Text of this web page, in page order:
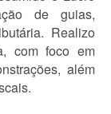
de guias,
Realizo
com foco em
além